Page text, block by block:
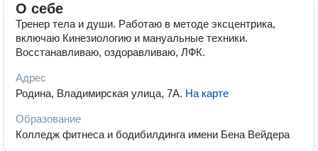
О себе
Тренер тела и души. Работаю в методе эксцентрика,
включаю Кинезиологию и мануальные техники.
Восстанавливаю, оздоравливаю, ЛФК.
Адрес
Родина, Владимирская улица, 7А. На карте
Образование
Колледж фитнеса и бодибилдинга имени Бена Вейдера